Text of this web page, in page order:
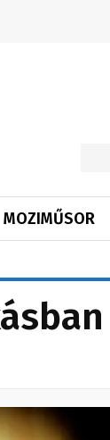
MOZIMŰSOR